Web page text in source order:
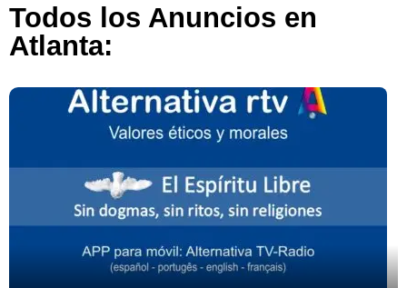
Todos los Anuncios en
Atlanta: